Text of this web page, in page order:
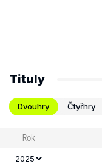
Tituly
Dvouhry Čtyřhry
Rok
2025